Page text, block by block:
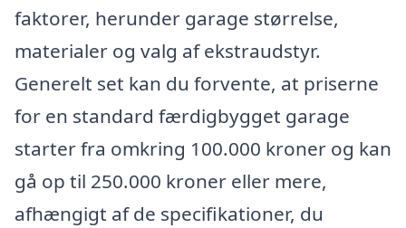
faktorer, herunder garage størrelse,
materialer og valg af ekstraudstyr.
Generelt set kan du forvente, at priserne
for en standard færdigbygget garage
starter fra omkring 100.000 kroner og kan
gå op til 250.000 kroner eller mere,
afhængigt af de specifikationer, du